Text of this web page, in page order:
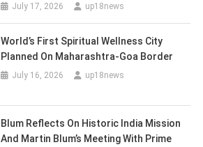
July 17, 2026 up18news
World’s First Spiritual Wellness City
Planned On Maharashtra-Goa Border
July 16, 2026 up18news
Blum Reflects On Historic India Mission
And Martin Blum’s Meeting With Prime